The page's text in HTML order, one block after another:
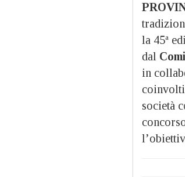
la 45ª
dal
in
coinvolti
società